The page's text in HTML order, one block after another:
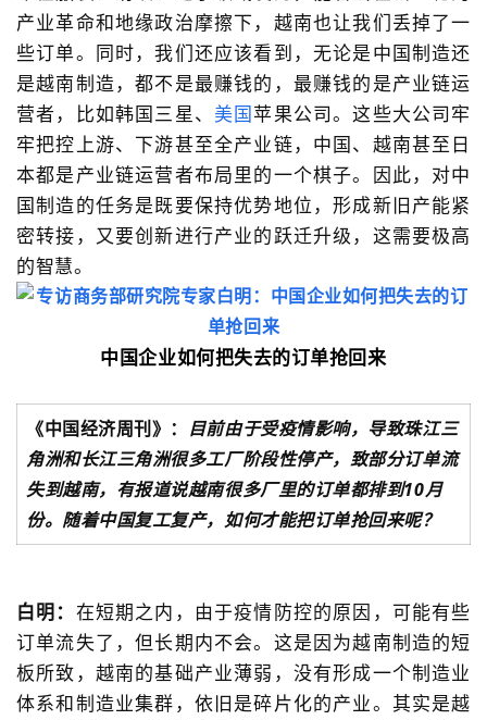
产业革命和地缘政治摩擦下，越南也让我们丢掉了一
些订单。同时，我们还应该看到，无论是中国制造还
是越南制造，都不是最赚钱的，最赚钱的是产业链运
营者，比如韩国三星、 美国苹果公司。这些大公司牢
牢把控上游、下游甚至全产业链，中国、越南甚至日
本都是产业链运营者布局里的一个棋子。因此，对中
国制造的任务是既要保持优势地位，形成新旧产能紧
密转接，又要创新进行产业的跃迁升级，这需要极高
的智慧。
中国企业如何把失去的订单抢回来
《中国经济周刊》： 目前由于受疫情影响，导致珠江三
角洲和长江三角洲很多工厂阶段性停产，致部分订单流
失到越南，有报道说越南很多厂里的订单都排到10月
份。 随着中国复工复产，如何才能把订单抢回来呢？
白明： 在短期之内，由于疫情防控的原因，可能有些
订单流失了，但长期内不会。这是因为越南制造的短
板所致，越南的基础产业薄弱，没有形成一个制造业
体系和制造业集群，依旧是碎片化的产业。其实是越